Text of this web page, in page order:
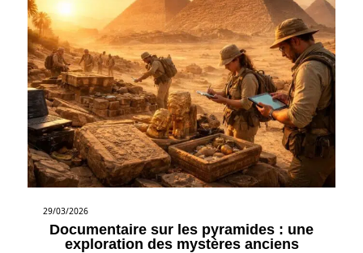
29/03/2026
Documentaire sur les pyramides : une
exploration des mystères anciens